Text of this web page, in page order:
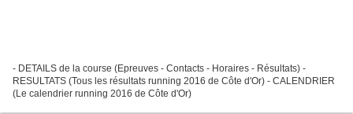
- DETAILS de la course (Epreuves - Contacts - Horaires - Résultats) -
RESULTATS (Tous les résultats running 2016 de Côte d'Or) - CALENDRIER
(Le calendrier running 2016 de Côte d'Or)